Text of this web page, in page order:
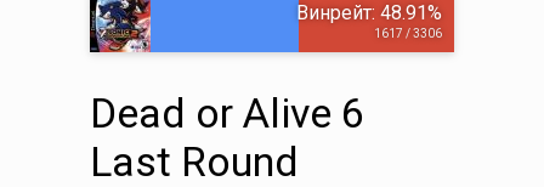
Винрейт: 48.91%
1617 / 3306
Dead or Alive 6
Last Round